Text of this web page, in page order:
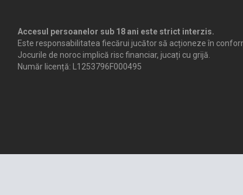
Accesul persoanelor sub 18 ani este strict interzis.
Este responsabilitatea fiecărui jucător să acționeze în
Jocurile de noroc implică risc financiar, jucați cu grijă.
Număr licență: L1253796F000495